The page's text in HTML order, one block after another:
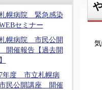
幌病院 緊急感染
セミナー
幌病院 市民公開
開催報告【過去開
年度 市立札幌病
民公開講座 開催
気